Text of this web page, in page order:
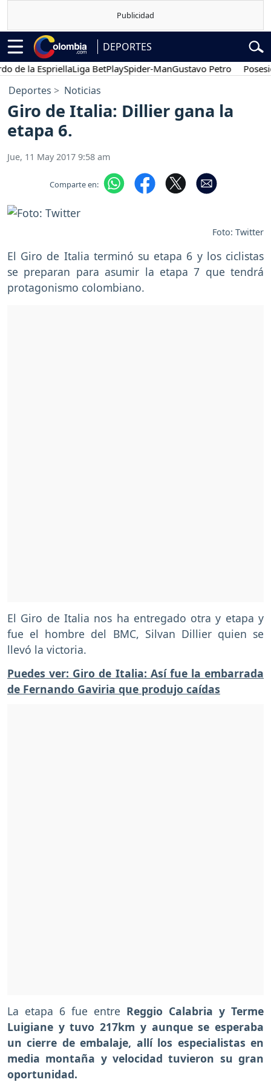
DEPORTES
la EspriellaLiga BetPlaySpider-ManGustavo Petro Posesión
Deportes Noticias
Giro de Italia: Dillier gana la
etapa 6.
Jue, 11 May 2017 9:58 am
Comparte en:
Foto: Twitter
El Giro de Italia terminó su etapa 6 y los ciclistas
se preparan para asumir la etapa 7 que tendrá
protagonismo colombiano.
El Giro de Italia nos ha entregado otra y etapa y
fue el hombre del BMC, Silvan Dillier quien se
llevó la victoria.
Puedes ver: Giro de Italia: Así fue la embarrada
de Fernando Gaviria que produjo caídas
La etapa 6 fue entre Reggio Calabria y Terme
Luigiane y tuvo 217km y aunque se esperaba
un cierre de embalaje, allí los especialistas en
media montaña y velocidad tuvieron su gran
oportunidad.